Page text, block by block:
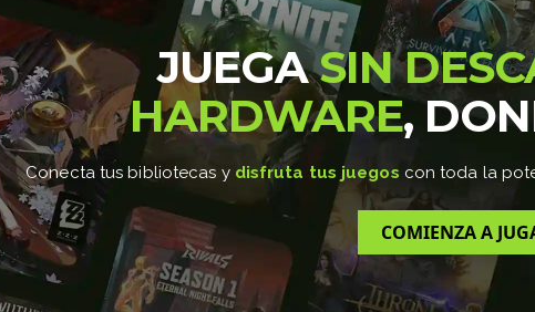
JUEGASIN
HARDWARE,
Conecta tus bibliotecas y disfruta tus juegos con toda la
COMIENZA A